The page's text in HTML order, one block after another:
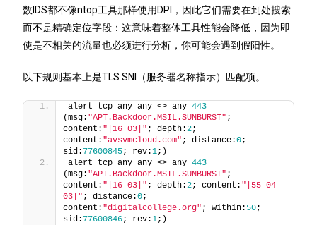
数IDS都不像ntop工具那样使用DPI，因此它们需要在到处搜索
而不是精确定位字段：这意味着整体工具性能会降低，因为即
使是不相关的流量也必须进行分析，你可能会遇到假阳性。
以下规则基本上是TLS SNI（服务器名称指示）匹配项。
alert tcp any any <> any 443
(msg: "APT.Backdoor.MSIL.SUNBURST" ;
content: "|16 03|" ; depth:2;
content: "avsvmcloud.com" ; distance:0;
sid: 77600845; rev:1;)
alert tcp any any <> any 443
(msg: "APT.Backdoor.MSIL.SUNBURST" ;
content: "|16 03|" ; depth:2; content: "|55 04
03|" ; distance:0;
content: "digitalcollege.org" ; within: 50;
sid: 77600846; rev:1;)